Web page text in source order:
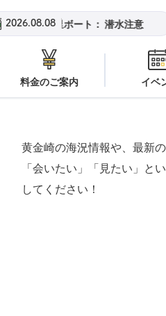
2026.08.08
安良里ボート：潜水注意 黄金
料金のご案内 イベ
黄金崎の海況情報や、最新
「会いたい」「見たい」と
してください！